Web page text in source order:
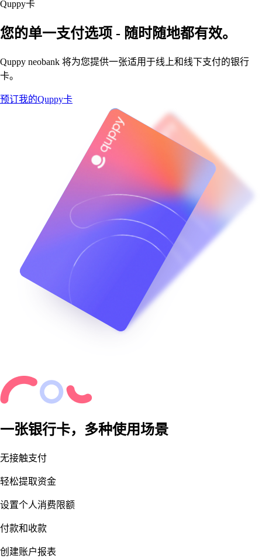
Quppy卡
您的单一支付选项 - 随时随地都有效。
Quppy neobank 将为您提供一张适用于线上和线下支付的银行
卡。
预订我的Quppy卡
一张银行卡，多种使用场景
无接触支付
轻松提取资金
设置个人消费限额
付款和收款
创建账户报表